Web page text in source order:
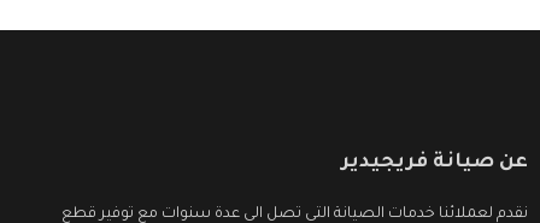
عن صيانة فريجيدير
نقدم لعملائنا خدمات الصيانة التى تصل الى عدة سنوات مع توفير قطع